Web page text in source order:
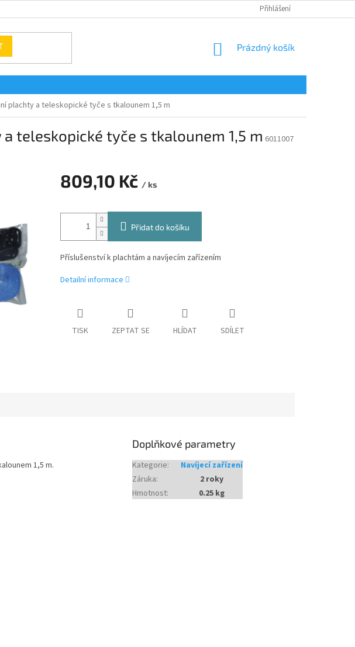
Přihlášení
NÁKUPNÍ
Prázdný košík
plachty a teleskopické tyče s tkalounem 1,5 m
teleskopické tyče s tkalounem 1,5 m 6011007
809,10 Kč / ks
cena:
Přidat do košíku
Příslušenství k plachtám a navíjecím zařízením
Detailní informace
TISK ZEPTAT SE HLÍDAT SDÍLET
1,5 m.
Doplňkové parametry
Kategorie:
Navíjecí zařízení
Záruka:
2 roky
Hmotnost: 0.25 kg